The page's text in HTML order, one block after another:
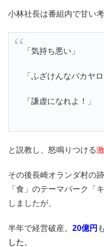
小林社長は番組内で甘い
「気持ち悪い」
「ふざけんなバカヤロ
「謙虚になれよ！」
と説教し、怒鳴りつける
その後長崎オランダ村の
「食」のテーマパーク「
しましたが、
半年で経営破産。 20億円
した 。